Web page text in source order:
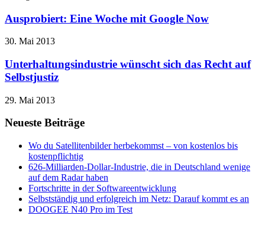
Ausprobiert: Eine Woche mit Google Now
30. Mai 2013
Unterhaltungsindustrie wünscht sich das Recht auf
Selbstjustiz
29. Mai 2013
Neueste Beiträge
Wo du Satellitenbilder herbekommst – von kostenlos bis
kostenpflichtig
626-Milliarden-Dollar-Industrie, die in Deutschland wenige
auf dem Radar haben
Fortschritte in der Softwareentwicklung
Selbstständig und erfolgreich im Netz: Darauf kommt es an
DOOGEE N40 Pro im Test